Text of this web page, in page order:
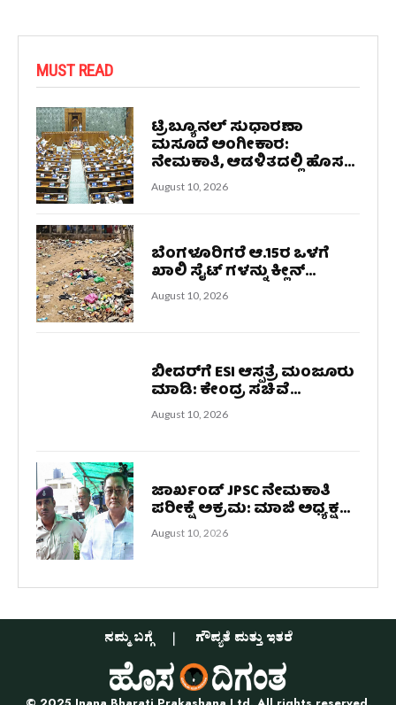
MUST READ
ಟ್ರಿಬ್ಯೂನಲ್ ಸುಧಾರಣಾ
ಮಸೂದೆ ಅಂಗೀಕಾರ:
ನೇಮಕಾತಿ, ಆಡಳಿತದಲ್ಲಿ ಹೊಸ...
August 10, 2026
ಬೆಂಗಳೂರಿಗರೆ ಆ.15ರ ಒಳಗೆ
ಖಾಲಿ ಸೈಟ್ ಗಳನ್ನು ಕ್ಲೀನ್...
August 10, 2026
ಬೀದರ್‌ಗೆ ESI ಆಸ್ಪತ್ರೆ ಮಂಜೂರು
ಮಾಡಿ: ಕೇಂದ್ರ ಸಚಿವೆ...
August 10, 2026
ಜಾರ್ಖಂಡ್ JPSC ನೇಮಕಾತಿ
ಪರೀಕ್ಷೆ ಅಕ್ರಮ: ಮಾಜಿ ಅಧ್ಯಕ್ಷ...
August 10, 2026
ನಮ್ಮ ಬಗ್ಗೆ ಗೌಪ್ಯತೆ ಮತ್ತು ಇತರೆ